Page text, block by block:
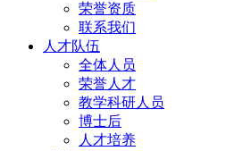
荣誉资质
联系我们
人才队伍
全体人员
荣誉人才
教学科研人员
博士后
人才培养